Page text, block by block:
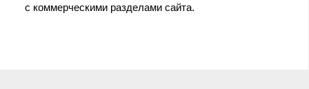
с коммерческими разделами сайта.